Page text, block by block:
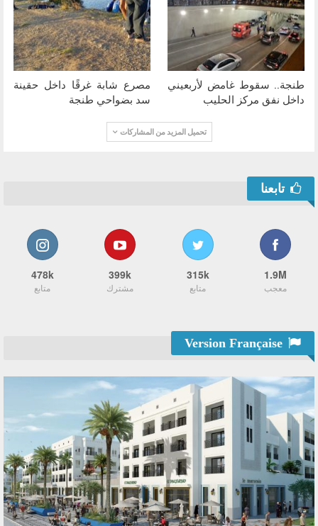
طنجة.. سقوط غامض لأربعيني
داخل نفق مركز الحليب
مصرع شابة غرقًا داخل حقينة
سد بضواحي طنجة
تحميل المزيد من المشاركات
تابعنا
1.9M
معجب
315k
متابع
399k
مشترك
478k
متابع